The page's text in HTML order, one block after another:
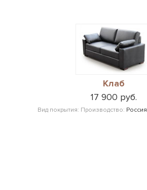
Клаб
17 900 руб.
Вид покрытия: Производство: Россия